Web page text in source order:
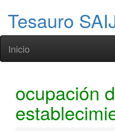
Tesauro
Inicio
ocupación